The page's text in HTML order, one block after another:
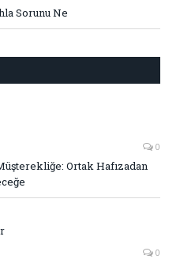
Sorunu Ne
0
Ortak Hafızadan
0